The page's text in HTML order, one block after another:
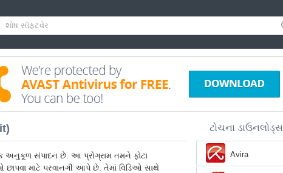
અનુકૂળ સંપાદન છે. આ પ્રોગ્રામ તમને ફોટા
છાપવા માટે પરવાનગી આપે છે. તેમાં વિડિઓ સાથે
ટોચના ડાઉનલોડ્સ
Avira